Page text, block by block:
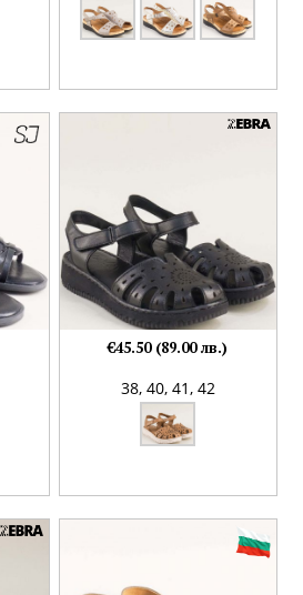
38, 40, 41, 42
€45.50 (89.00 лв.)